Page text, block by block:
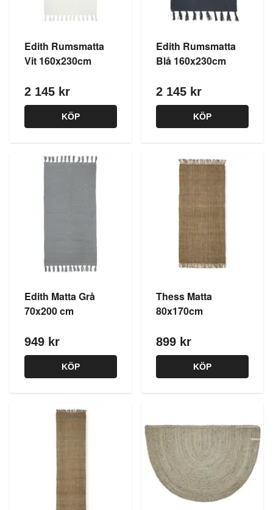
Edith Rumsmatta
Vit 160x230cm
2 145 kr
KÖP
Edith Rumsmatta
Blå 160x230cm
2 145 kr
KÖP
Edith Matta Grå
70x200 cm
949 kr
KÖP
Thess Matta
80x170cm
899 kr
KÖP